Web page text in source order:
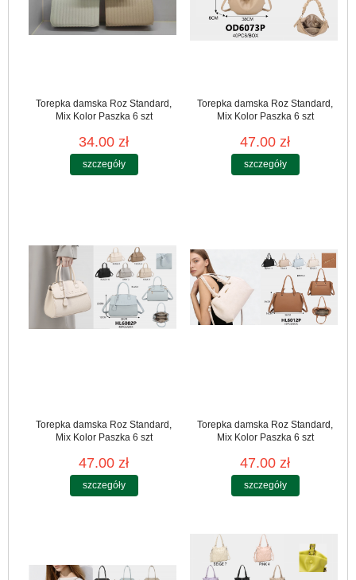
Torepka damska Roz Standard,
Mix Kolor Paszka 6 szt
34.00 zł
szczegóły
Torepka damska Roz Standard,
Mix Kolor Paszka 6 szt
47.00 zł
szczegóły
Torepka damska Roz Standard,
Mix Kolor Paszka 6 szt
47.00 zł
szczegóły
Torepka damska Roz Standard,
Mix Kolor Paszka 6 szt
47.00 zł
szczegóły